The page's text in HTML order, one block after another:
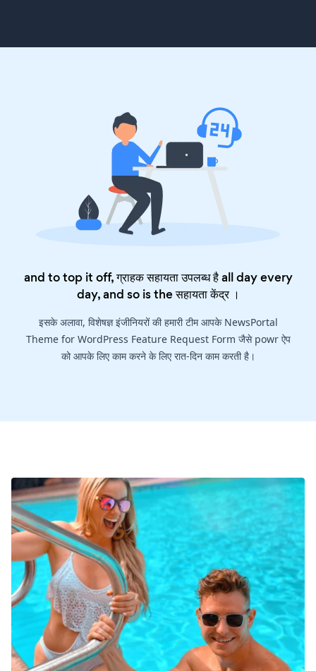
and to top it off, ग्राहक सहायता उपलब्ध है all day every
day, and so is theसहायता केंद्र।
इसके अलावा, विशेषज्ञ इंजीनियरों की हमारी टीम आपके NewsPortal
Theme for WordPress Feature Request Form जैसे powr ऐप
को आपके लिए काम करने के लिए रात-दिन काम करती है।